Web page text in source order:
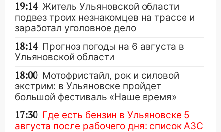
19:14 Житель Ульяновской области
подвез троих незнакомцев на трассе и
заработал уголовное дело
18:14 Прогноз погоды на 6 августа в
Ульяновской области
18:00 Мотофристайл, рок и силовой
экстрим: в Ульяновске пройдет
большой фестиваль «Наше время»
17:30 Где есть бензин в Ульяновске 5
августа после рабочего дня: список АЗС